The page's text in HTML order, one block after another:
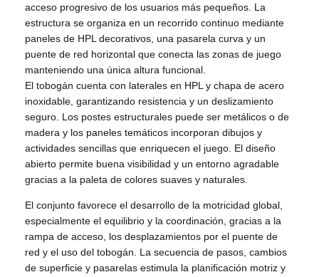
acceso progresivo de los usuarios más pequeños. La
estructura se organiza en un recorrido continuo mediante
paneles de HPL decorativos, una pasarela curva y un
puente de red horizontal que conecta las zonas de juego
manteniendo una única altura funcional.
El tobogán cuenta con laterales en HPL y chapa de acero
inoxidable, garantizando resistencia y un deslizamiento
seguro. Los postes estructurales puede ser metálicos o de
madera y los paneles temáticos incorporan dibujos y
actividades sencillas que enriquecen el juego. El diseño
abierto permite buena visibilidad y un entorno agradable
gracias a la paleta de colores suaves y naturales.
El conjunto favorece el desarrollo de la motricidad global,
especialmente el equilibrio y la coordinación, gracias a la
rampa de acceso, los desplazamientos por el puente de
red y el uso del tobogán. La secuencia de pasos, cambios
de superficie y pasarelas estimula la planificación motriz y